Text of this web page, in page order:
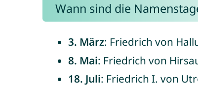
Wann sind die
3. März: Friedrich von
8. Mai: Friedrich von
18. Juli: Friedrich I. von